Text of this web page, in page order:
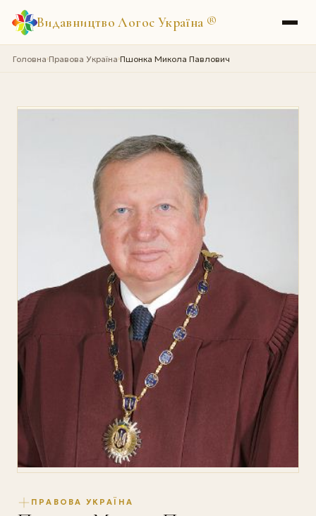
Видавництво Логос Україна ®
Головна›Правова Україна›Пшонка Микола Павлович
ПРАВОВА УКРАЇНА